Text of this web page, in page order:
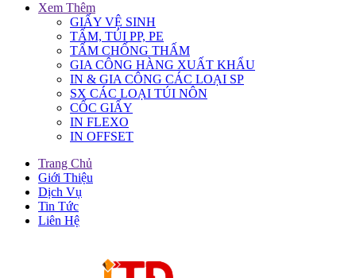
Xem Thêm
GIẤY VỆ SINH
TẤM, TÚI PP, PE
TẤM CHỐNG THẤM
GIA CÔNG HÀNG XUẤT KHẨU
IN & GIA CÔNG CÁC LOẠI SP
SX CÁC LOẠI TÚI NÔN
CỐC GIẤY
IN FLEXO
IN OFFSET
Trang Chủ
Giới Thiệu
Dịch Vụ
Tin Tức
Liên Hệ